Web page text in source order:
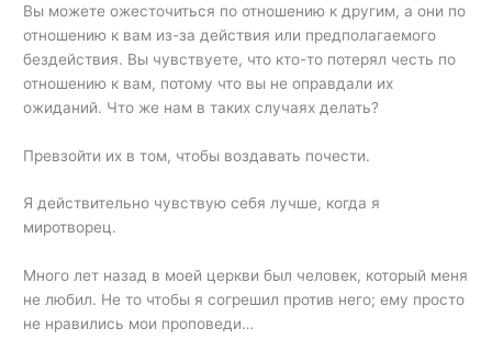
Вы можете ожесточиться по отношению к другим, а они по
отношению к вам из-за действия или предполагаемого
бездействия. Вы чувствуете, что кто-то потерял честь по
отношению к вам, потому что вы не оправдали их
ожиданий. Что же нам в таких случаях делать?
Превзойти их в том, чтобы воздавать почести.
Я действительно чувствую себя лучше, когда я
миротворец.
Много лет назад в моей церкви был человек, который меня
не любил. Не то чтобы я согрешил против него; ему просто
не нравились мои проповеди…